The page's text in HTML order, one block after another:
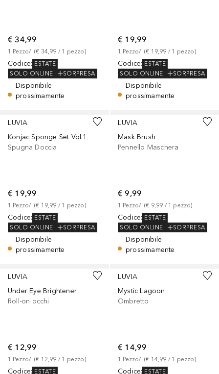
€ 34,99
1 Pezzo/i (€ 34,99 / 1 pezzo)
Codice: ESTATE
SOLO ONLINE
SORPRESA
Disponibile
prossimamente
€ 19,99
1 Pezzo/i (€ 19,99 / 1 pezzo)
Codice: ESTATE
SOLO ONLINE
SORPRESA
Disponibile
prossimamente
LUVIA
Konjac Sponge Set Vol.1
Spugna Doccia
€ 19,99
1 Pezzo/i (€ 19,99 / 1 pezzo)
Codice: ESTATE
SOLO ONLINE
SORPRESA
Disponibile
prossimamente
LUVIA
Mask Brush
Pennello Maschera
€ 9,99
1 Pezzo/i (€ 9,99 / 1 pezzo)
Codice: ESTATE
SOLO ONLINE
SORPRESA
Disponibile
prossimamente
LUVIA
Under Eye Brightener
Roll-on occhi
€ 12,99
1 Pezzo/i (€ 12,99 / 1 pezzo)
Codice: ESTATE
LUVIA
Mystic Lagoon
Ombretto
€ 14,99
1 Pezzo/i (€ 14,99 / 1 pezzo)
Codice: ESTATE